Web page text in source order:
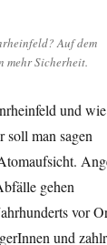
Auf dem
mehr Sicherheit.
und
soll man sagen
gehen
vor
und